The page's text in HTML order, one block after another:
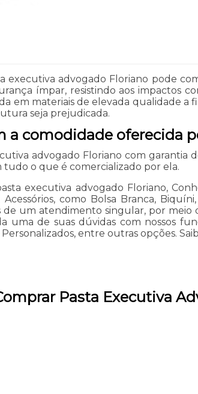
executiva advogado Floriano pode
ímpar, resistindo aos impactos
em materiais de elevada qualidade
seja prejudicada.
a comodidade oferecida
advogado Floriano com garantia
o que é comercializado por ela.
executiva advogado Floriano,
como Bolsa Branca,
de um atendimento singular, por
uma de suas dúvidas com nossos
entre outras opções.
Pasta Executiva